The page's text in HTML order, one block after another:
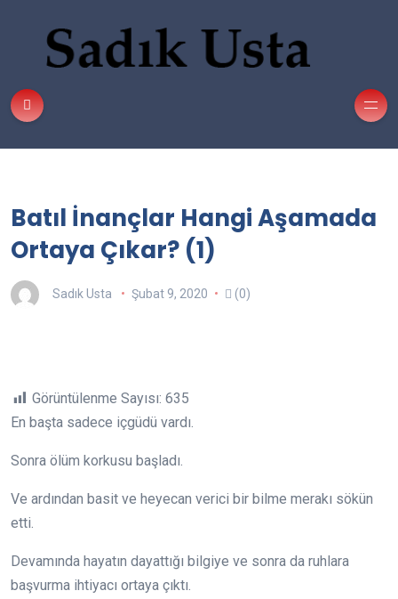
Batıl İnançlar Hangi Aşamada
Ortaya Çıkar? (1)
Sadık Usta Şubat 9, 2020 (0)
Görüntülenme Sayısı: 635
En başta sadece içgüdü vardı.
Sonra ölüm korkusu başladı.
Ve ardından basit ve heyecan verici bir bilme merakı sökün
etti.
Devamında hayatın dayattığı bilgiye ve sonra da ruhlara
başvurma ihtiyacı ortaya çıktı.